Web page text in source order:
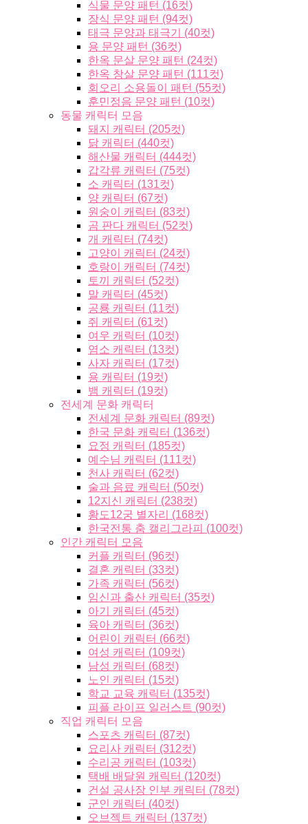
식물 문양 패턴 (16컷)
장식 문양 패턴 (94컷)
태극 문양과 태극기 (40컷)
용 문양 패턴 (36컷)
한옥 문살 문양 패턴 (24컷)
한옥 창살 문양 패턴 (111컷)
회오리 소용돌이 패턴 (55컷)
훈민정음 문양 패턴 (10컷)
동물 캐릭터 모음
돼지 캐릭터 (205컷)
닭 캐릭터 (440컷)
해산물 캐릭터 (444컷)
갑각류 캐릭터 (75컷)
소 캐릭터 (131컷)
양 캐릭터 (67컷)
원숭이 캐릭터 (83컷)
곰 판다 캐릭터 (52컷)
개 캐릭터 (74컷)
고양이 캐릭터 (24컷)
호랑이 캐릭터 (74컷)
토끼 캐릭터 (52컷)
말 캐릭터 (45컷)
공룡 캐릭터 (11컷)
쥐 캐릭터 (61컷)
여우 캐릭터 (10컷)
염소 캐릭터 (13컷)
사자 캐릭터 (17컷)
용 캐릭터 (19컷)
뱀 캐릭터 (19컷)
전세계 문화 캐릭터
전세계 문화 캐릭터 (89컷)
한국 문화 캐릭터 (136컷)
요정 캐릭터 (185컷)
예수님 캐릭터 (111컷)
천사 캐릭터 (62컷)
술과 음료 캐릭터 (50컷)
12지신 캐릭터 (238컷)
황도12궁 별자리 (168컷)
한국전통 춤 캘리그라피 (100컷)
인간 캐릭터 모음
커플 캐릭터 (96컷)
결혼 캐릭터 (33컷)
가족 캐릭터 (56컷)
임신과 출산 캐릭터 (35컷)
아기 캐릭터 (45컷)
육아 캐릭터 (36컷)
어린이 캐릭터 (66컷)
여성 캐릭터 (109컷)
남성 캐릭터 (68컷)
노인 캐릭터 (15컷)
학교 교육 캐릭터 (135컷)
피플 라이프 일러스트 (90컷)
직업 캐릭터 모음
스포츠 캐릭터 (87컷)
요리사 캐릭터 (312컷)
수리공 캐릭터 (103컷)
택배 배달원 캐릭터 (120컷)
건설 공사장 인부 캐릭터 (78컷)
군인 캐릭터 (40컷)
오브젝트 캐릭터 (137컷)